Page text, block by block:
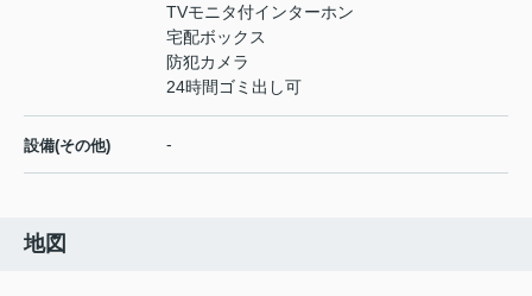
TVモニタ付インターホン
宅配ボックス
防犯カメラ
24時間ゴミ出し可
設備(その他) -
地図